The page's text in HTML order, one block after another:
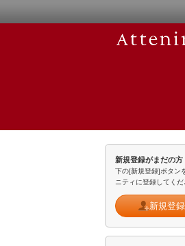
新規登録がまだの方
下の[新規登録]ボタン
ニティに登録してくだ
新規登